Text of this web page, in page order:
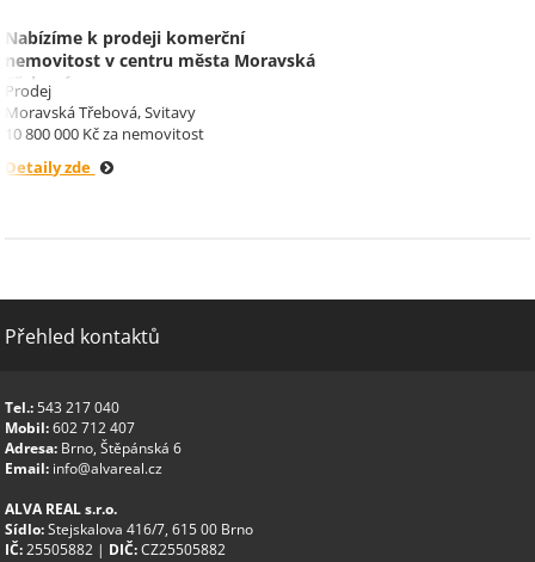
Nabízíme k prodeji komerční
nemovitost v centru města Moravská
Třebová.
Prodej
Moravská Třebová, Svitavy
10 800 000 Kč za nemovitost
Detaily zde
Přehled kontaktů
Tel.:543 217 040
Mobil:602 712 407
Adresa: Brno, Štěpánská 6
Email: info@alvareal.cz
ALVA REAL s.r.o.
Sídlo:Stejskalova 416/7, 615 00 Brno
IČ:25505882 | DIČ:CZ25505882